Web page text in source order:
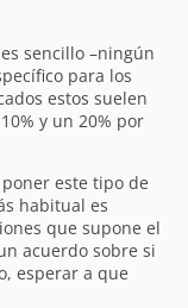
sencillo –ningún
para los
estos suelen
y un 20% por
este tipo de
habitual es
que supone el
acuerdo sobre si
esperar a que